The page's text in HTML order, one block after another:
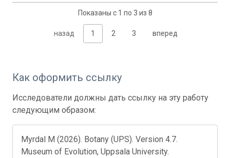
Показаны с 1 по 3 из 8
назад 1 2 3 вперед
Как оформить ссылку
Исследователи должны дать ссылку на эту работу
следующим образом:
Myrdal M (2026). Botany (UPS). Version 4.7.
Museum of Evolution, Uppsala University.